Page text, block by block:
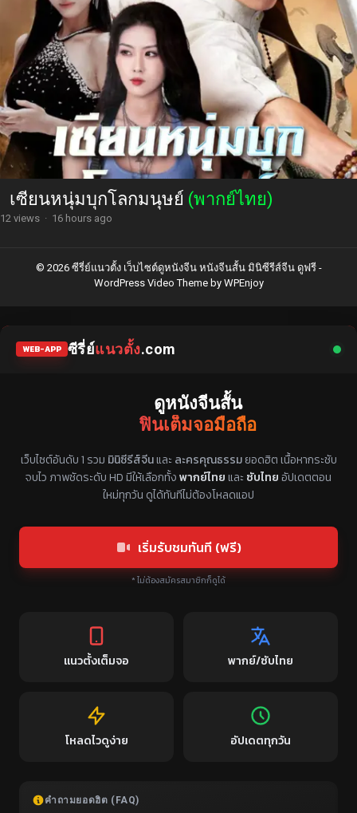
เซียนหนุ่มบุกโลกมนุษย์ (พากย์ไทย)
12 views · 16 hours ago
© 2026 ซีรี่ย์แนวตั้ง เว็บไซต์ดูหนังจีน หนังจีนสั้น มินิซีรีส์จีน ดูฟรี -
WordPress Video Themeby WPEnjoy
WEB-APP ซีรี่ย์แนวตั้ง.com
ดูหนังจีนสั้น
ฟินเต็มจอมือถือ
เว็บไซต์อันดับ 1 รวม มินิซีรีส์จีนและ ละครคุณธรรมยอดฮิต เนื้อหากระชับ
จบไว ภาพชัดระดับ HD มีให้เลือกทั้งพากย์ไทยและ ซับไทยอัปเดตตอน
ใหม่ทุกวัน ดูได้ทันทีไม่ต้องโหลดแอป
เริ่มรับชมทันที (ฟรี)
* ไม่ต้องสมัครสมาชิกก็ดูได้
แนวตั้งเต็มจอ พากย์/ซับไทย
โหลดไวดูง่าย อัปเดตทุกวัน
คำถามยอดฮิต (FAQ)